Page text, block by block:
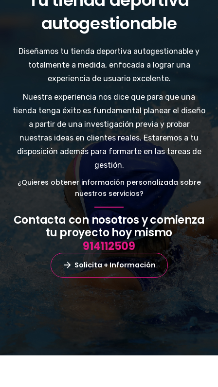
autogestionable
Diseñamos tu tienda deportiva autogestionable y
totalmente a medida, enfocada a lograr una
experiencia de usuario excelente.
Nuestra experiencia nos dice que para que una
tienda tenga éxito es fundamental planear el diseño
a partir de una investigación previa y probar
nuestras ideas en clientes reales. Estaremos a tu
disposición además para formarte en las tareas de
gestión.
¿Quieres obtener información personalizada sobre
nuestros servicios?
Contacta con nosotros y comienza
tu proyecto hoy mismo
914112509
Solicita + Información